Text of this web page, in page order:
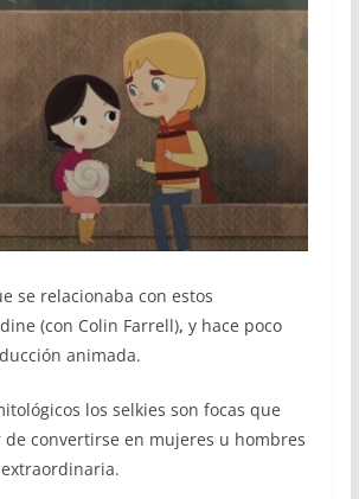
se relacionaba con estos
(con Colin Farrell), y hace poco
animada.
los selkies son focas que
convertirse en mujeres u hombres